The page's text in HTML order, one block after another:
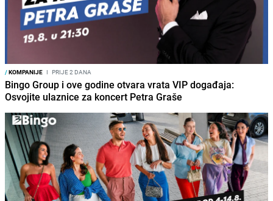
/KOMPANIJE I PRIJE 2 DANA
Bingo Group i ove godine otvara vrata VIP događaja:
Osvojite ulaznice za koncert Petra Graše